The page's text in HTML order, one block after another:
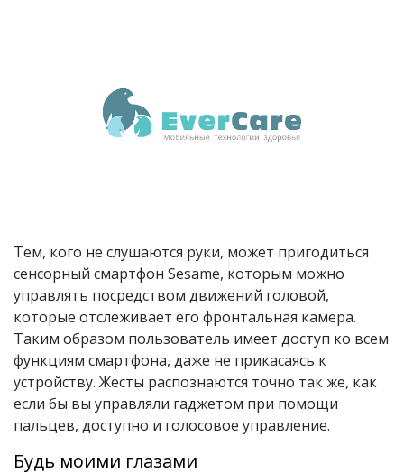
Тем, кого не слушаются руки, может пригодиться
сенсорный смартфон Sesame, которым можно
управлять посредством движений головой,
которые отслеживает его фронтальная камера.
Таким образом пользователь имеет доступ ко всем
функциям смартфона, даже не прикасаясь к
устройству. Жесты распознаются точно так же, как
если бы вы управляли гаджетом при помощи
пальцев, доступно и голосовое управление.
Будь моими глазами